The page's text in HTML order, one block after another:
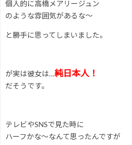
個人的に高橋メアリージュン
のような雰囲気があるな～
と勝手に思ってしまいました。
が実は彼女は…純日本人！
だそうです。
テレビやSNSで見た時に
ハーフかな～なんて思ったんですが